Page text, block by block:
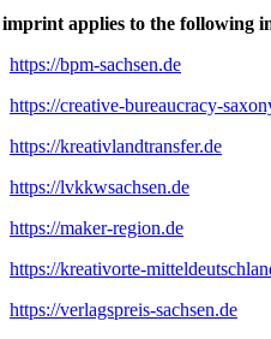
applies to the following
https://bpm-sachsen.de
https://creative-bureaucracy-
https://kreativlandtransfer.de
https://lvkkwsachsen.de
https://maker-region.de
https://kreativorte-
https://verlagspreis-sachsen.de